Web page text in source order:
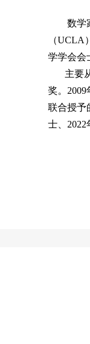
数学家
（
学学会会
主要从
奖。2009
联合授予
士、2022